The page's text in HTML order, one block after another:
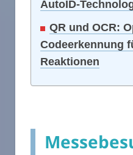
AutoID-
QR und OCR:
Codeerkennung
Reaktionen